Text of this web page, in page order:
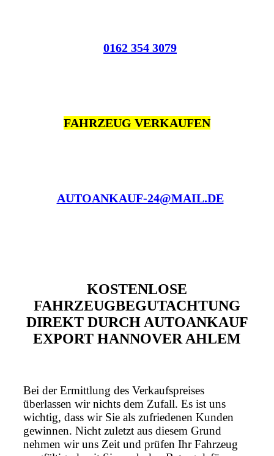
0162 354 3079
FAHRZEUG VERKAUFEN
AUTOANKAUF-24@MAIL.DE
KOSTENLOSE
FAHRZEUGBEGUTACHTUNG
DIREKT DURCH AUTOANKAUF
EXPORT HANNOVER AHLEM
Bei der Ermittlung des Verkaufspreises
überlassen wir nichts dem Zufall. Es ist uns
wichtig, dass wir Sie als zufriedenen Kunden
gewinnen. Nicht zuletzt aus diesem Grund
nehmen wir uns Zeit und prüfen Ihr Fahrzeug